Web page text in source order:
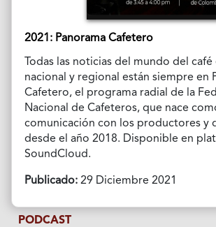
2021: Panorama Cafetero
Todas las noticias del mundo del
nacional y regional están siempre en
Cafetero, el programa radial de la
Nacional de Cafeteros, que nace
comunicación con los productores y
desde el año 2018. Disponible en
SoundCloud.
Publicado:29 Diciembre 2021
PODCAST